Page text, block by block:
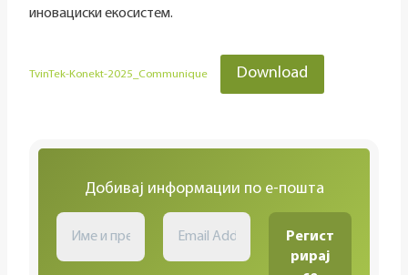
иновациски екосистем.
TvinTek-Konekt-2025_Communique Download
Добивај информации по е-пошта